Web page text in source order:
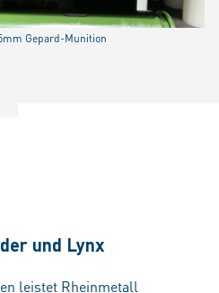
Gepard-Munition
und Lynx
leistet Rheinmetall